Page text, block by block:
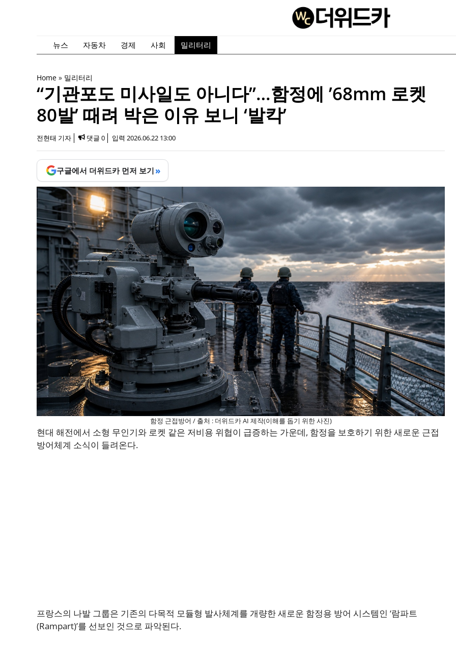
뉴스 자동차 경제 사회 밀리터리
Home » 밀리터리
“기관포도 미사일도 아니다”…함정에 ’68mm 로켓
80발’ 때려 박은 이유 보니 ‘발칵’
전현태 기자 댓글 0 입력 2026.06.22 13:00
구글에서 더위드카 먼저 보기 »
함정 근접방어 / 출처 : 더위드카 AI 제작(이해를 돕기 위한 사진)
현대 해전에서 소형 무인기와 로켓 같은 저비용 위협이 급증하는 가운데, 함정을 보호하기 위한 새로운 근접
방어체계 소식이 들려온다.
프랑스의 나발 그룹은 기존의 다목적 모듈형 발사체계를 개량한 새로운 함정용 방어 시스템인 ‘람파트
(Rampart)’를 선보인 것으로 파악된다.